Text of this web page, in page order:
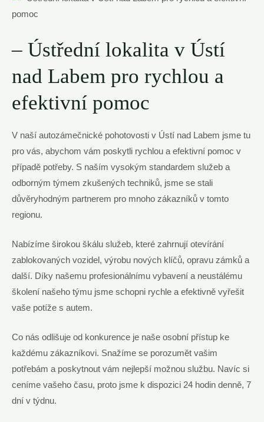
– Ústřední lokalita v Ústí
nad Labem pro rychlou a
efektivní pomoc
V naší autozámečnické pohotovosti v Ústí nad Labem jsme tu
pro vás, abychom vám poskytli rychlou a efektivní pomoc v
případě potřeby. S naším vysokým standardem služeb a
odborným týmem zkušených techniků, jsme se stali
důvěryhodným partnerem pro mnoho zákazníků v tomto
regionu.
Nabízíme širokou škálu služeb, které zahrnují otevírání
zablokovaných vozidel, výrobu nových klíčů, opravu zámků a
další. Díky našemu profesionálnímu vybavení a neustálému
školení našeho týmu jsme schopni rychle a efektivně vyřešit
vaše potíže s autem.
Co nás odlišuje od konkurence je naše osobní přístup ke
každému zákazníkovi. Snažíme se porozumět vašim
potřebám a poskytnout vám nejlepší možnou službu. Navíc si
ceníme vašeho času, proto jsme k dispozici 24 hodin denně, 7
dní v týdnu.